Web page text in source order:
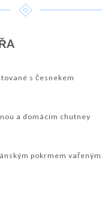
s česnekem
a domácím chutney
pokrmem